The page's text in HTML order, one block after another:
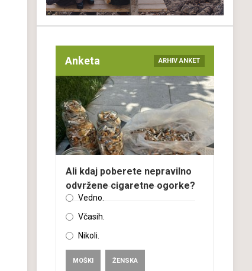
Anketa ARHIV ANKET
Ali kdaj poberete nepravilno
odvržene cigaretne ogorke?
Vedno.
Včasih.
Nikoli.
MOŠKI ŽENSKA